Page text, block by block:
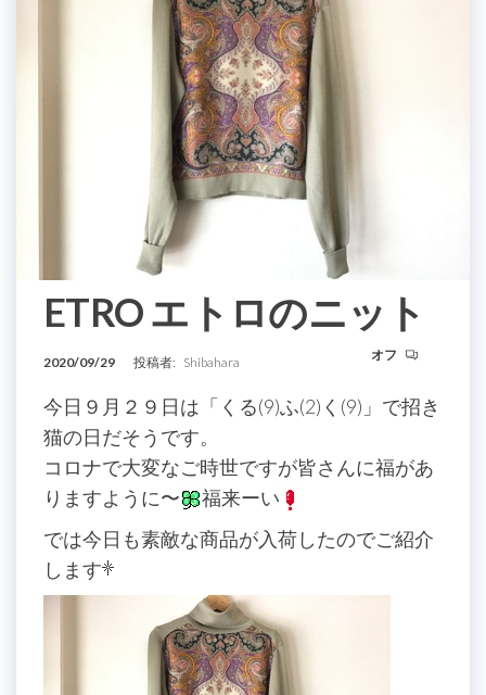
ETRO エトロのニット
2020/09/29 投稿者: Shibahara オフ
今日９月２９日は「くる(9)ふ(2)く(9)」で招き
猫の日だそうです。
コロナで大変なご時世ですが皆さんに福があ
りますように〜
福来ーい
では今日も素敵な商品が入荷したのでご紹介
します